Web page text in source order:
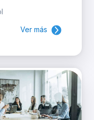
Ver más